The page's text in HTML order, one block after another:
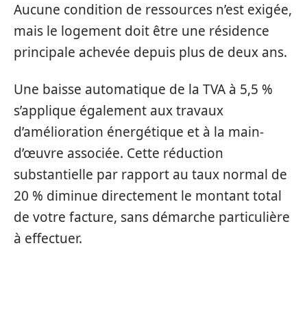
Aucune condition de ressources n’est exigée,
mais le logement doit être une résidence
principale achevée depuis plus de deux ans.
Une baisse automatique de la TVA à 5,5 %
s’applique également aux travaux
d’amélioration énergétique et à la main-
d’œuvre associée. Cette réduction
substantielle par rapport au taux normal de
20 % diminue directement le montant total
de votre facture, sans démarche particulière
à effectuer.